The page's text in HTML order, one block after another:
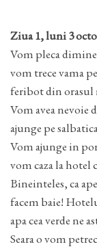
Ziua 1, luni 3
Vom pleca
vom trece vama
feribot din orasul
Vom avea nevoie
ajunge pe
Vom ajunge in
vom caza la hotel
Bineinteles, ca
facem baie!
apa cea verde ne
Seara o vom